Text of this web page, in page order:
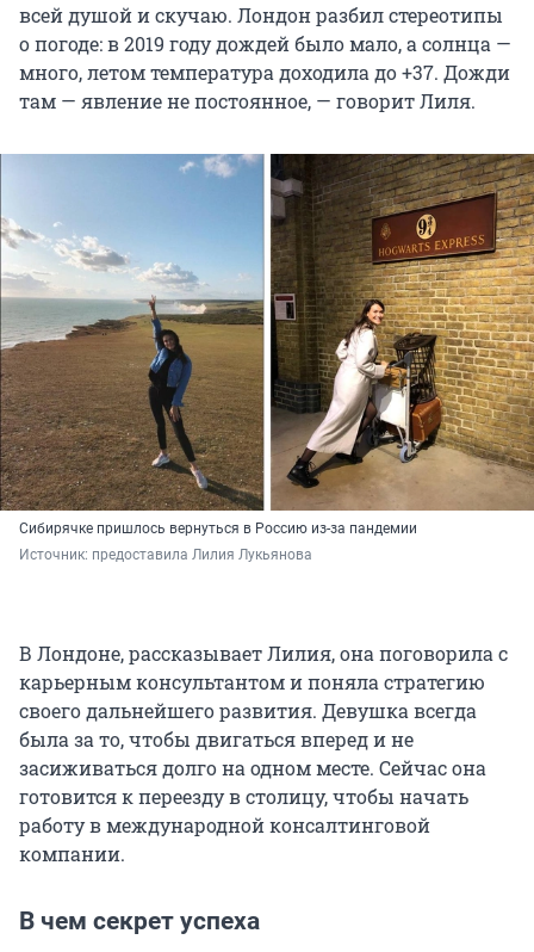
всей душой и скучаю. Лондон разбил стереотипы
о погоде: в 2019 году дождей было мало, а солнца —
много, летом температура доходила до +37. Дожди
там — явление не постоянное, — говорит Лиля.
Сибирячке пришлось вернуться в Россию из-за пандемии
Источник: предоставила Лилия Лукьянова
В Лондоне, рассказывает Лилия, она поговорила с
карьерным консультантом и поняла стратегию
своего дальнейшего развития. Девушка всегда
была за то, чтобы двигаться вперед и не
засиживаться долго на одном месте. Сейчас она
готовится к переезду в столицу, чтобы начать
работу в международной консалтинговой
компании.
В чем секрет успеха